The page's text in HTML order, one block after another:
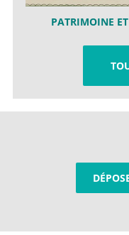
PATRIMOINE